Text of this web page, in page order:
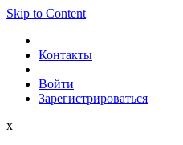
Skip to Content
Контакты
Войти
Зарегистрироваться
x